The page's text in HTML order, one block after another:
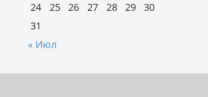
« Июл
24
25 26 27 28 29
30
31